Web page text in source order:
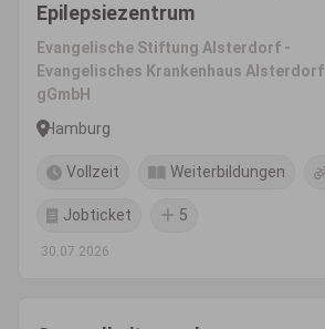
Epilepsiezentrum
Evangelische Stiftung Alsterdorf -
Evangelisches Krankenhaus Alsterdorf
gGmbH
Hamburg
Vollzeit Weiterbildungen
Jobticket 5
30.07.2026